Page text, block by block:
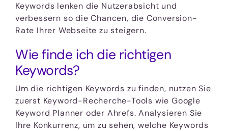
Keywords lenken die Nutzerabsicht und
verbessern so die Chancen, die Conversion-
Rate Ihrer Webseite zu steigern.
Wie finde ich die richtigen
Keywords?
Um die richtigen Keywords zu finden, nutzen Sie
zuerst Keyword-Recherche-Tools wie Google
Keyword Planner oder Ahrefs. Analysieren Sie
Ihre Konkurrenz, um zu sehen, welche Keywords